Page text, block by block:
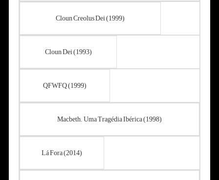
Cloun Creolus Dei (1999)
Cloun Dei (1993)
QFWFQ (1999)
Macbeth. Uma Tragédia Ibérica (1998)
Lá Fora (2014)